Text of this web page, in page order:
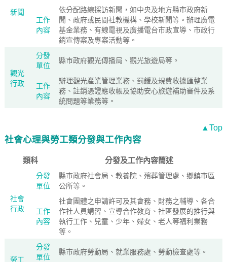
新聞
工作
內容
依分配路線採訪新聞，如中央及地方縣市政府新
聞、政府或民間社教機構、學校新聞等。辦理廣電
基金業務、有線電視及廣播電台市政宣導、市政行
銷宣傳案及專案活動等。
觀光
行政
分發
單位
縣市政府觀光傳播局、觀光旅遊局等。
工作
內容
辦理觀光產業管理業務、罰鍰及規費收據匯整業
務、註銷憑證應收帳及協助安心旅遊補助審件及系
統問題等業務等。
▲Top
社會心理與勞工類分發與工作內容
類科 分發及工作內容簡述
社會
行政
分發
單位
縣市政府社會局、教養院、殯葬管理處、鄉鎮市區
公所等。
工作
內容
社會團體之申請許可及其會務、財務之輔導、各合
作社人員講習、宣導合作教育、社區發展的推行與
執行工作、兒童、少年、婦女、老人等福利業務
等。
勞工
分發
單位
縣市政府勞動局、就業服務處、勞動檢查處等。